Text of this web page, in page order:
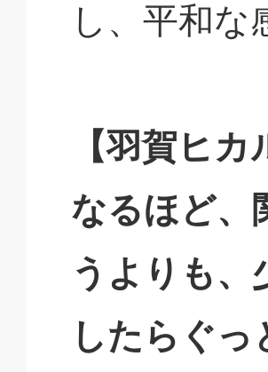
し、平和な
【羽賀ヒカ
なるほど、
うよりも、
したらぐ